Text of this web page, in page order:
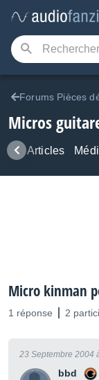
Forums Pièces
Micros
Articles
Micro kinman
1 réponse 2
bbd
23 Septembre 2004